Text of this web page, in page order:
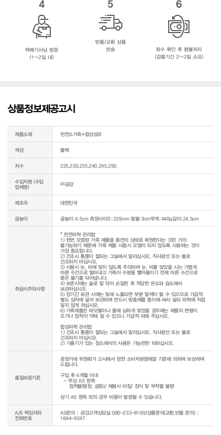
4
택배기사님 방문
(1~2일 내)
5
반품/교환 상품
반송
6
회수 확인 후 환불처리
(검품기간 2~3일 소요)
상품정보제공고시
제품소재 천연소가죽+합성섬유
색상 블랙
치수 225,230,235,240,245,250,
수입자명 (수입
업체명)
㈜금강
제조국 대한민국
굽높이 굽높이:4.5cm 측정사이즈:235mm 발볼:9cm무게:440g길이:24.5cm
취급시주의사항
* 천연피혁 관리법
1) 한번 오염된 가죽 제품을 종전의 상태로 복원한다는 것은 거의
불가능하기 때문에 가죽 제품 사용시 오염이 되지 않도록 사용하는 것이
가장 중요합니다.
2) 건조시 통풍이 잘되는 그늘에서 말리십시오. 직사광선 또는 불로
건조하지 마십시오.
3) 사용시 눈, 비에 맞지 않도록 주의하며 눈, 비를 맞았을 시는 가볍게
마른 수건으로 털어내고 가죽이 수분을 빨아들이기 전에 마른 수건으로
묻은 물기를 닦아냅니다.
4) 보존시에는 솔로 잘 닦아 손질한 후 적당한 온도와 습도에서
보관하십시오.
5) 장기간 보관 시에는 빛에 노출되면 부분 탈색이 될 수 있으므로 가급적
별도 상자에 넣어 보관하며 반드시 방충제를 종이에 싸서 넣되 피혁에 직접
닿지 않게 하십시오.
6) 가죽제품은 바닷물이나 물에 심하게 젖었을 경우에는 제품의 변형이
오거나 접착이 약해 질 수 있으니 가급적 피해 주십시오.
합성피혁 관리법
1) 건조시 통풍이 잘되는 그늘에서 말리십시오. 직사광선 또는 불로
건조하지 마십시오.
품질보증기준
공정거래 위원회가 고시에서 정한 소비자분쟁해결 기준에 의하여 보상하여
드립니다.
구입 후 6개월 이내
  - 무상 AS 항목
상기 AS 항목 외의 경우 비용이 발생될 수 있습니다.
A/S 책임자와
전화번호
AS문의 : 금강고객상담실 080-233-8100/상품문의(교환,반품 문의) :
1644-9247